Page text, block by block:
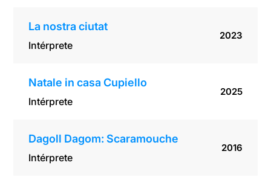
La nostra ciutat
Intérprete
2023
Natale in casa Cupiello
Intérprete
2025
Dagoll Dagom: Scaramouche
Intérprete
2016